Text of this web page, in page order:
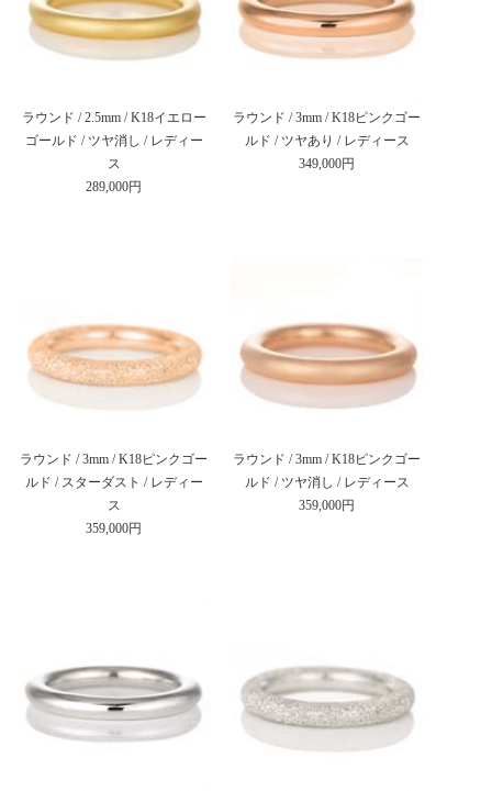
ラウンド / 2.5mm / K18イエロー
ゴールド / ツヤ消し / レディー
ス
289,000円
ラウンド / 3mm / K18ピンクゴー
ルド / ツヤあり / レディース
349,000円
ラウンド / 3mm / K18ピンクゴー
ルド / スターダスト / レディー
ス
359,000円
ラウンド / 3mm / K18ピンクゴー
ルド / ツヤ消し / レディース
359,000円